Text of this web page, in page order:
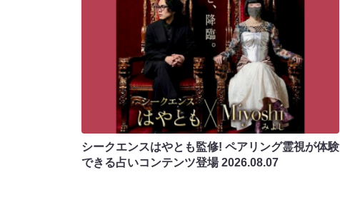
シークエンスはやとも監修! ペアリング霊視が体験
できる占いコンテンツ登場2026.08.07